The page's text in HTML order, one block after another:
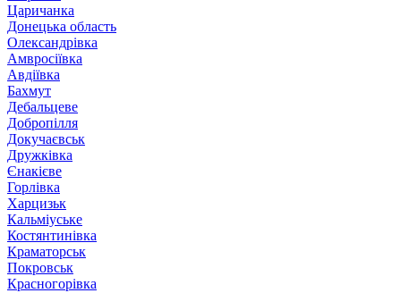
Царичанка
Донецька область
Олександрівка
Амвросіївка
Авдіївка
Бахмут
Дебальцеве
Добропілля
Докучаєвськ
Дружківка
Єнакієве
Горлівка
Харцизьк
Кальміуське
Костянтинівка
Краматорськ
Покровськ
Красногорівка